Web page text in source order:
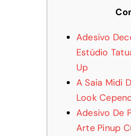
Adesivo
Estúdio
Up
A Saia Midi
Look
Adesivo De
Arte Pinup